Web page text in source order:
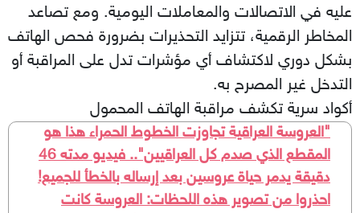
عليه في الاتصالات والمعاملات اليومية. ومع تصاعد
المخاطر الرقمية، تتزايد التحذيرات بضرورة فحص الهاتف
بشكل دوري لاكتشاف أي مؤشرات تدل على المراقبة أو
التدخل غير المصرح به.
أكواد سرية تكشف مراقبة الهاتف المحمول
​"العروسة العراقية تجاوزت الخطوط الحمراء هذا هو
المقطع الذي صدم كل العراقيين".. فيديو مدته 46
دقيقة يدمر حياة عروسين بعد إرساله بالخطأ للجميع!
احذروا من تصوير هذه اللحظات: العروسة كانت